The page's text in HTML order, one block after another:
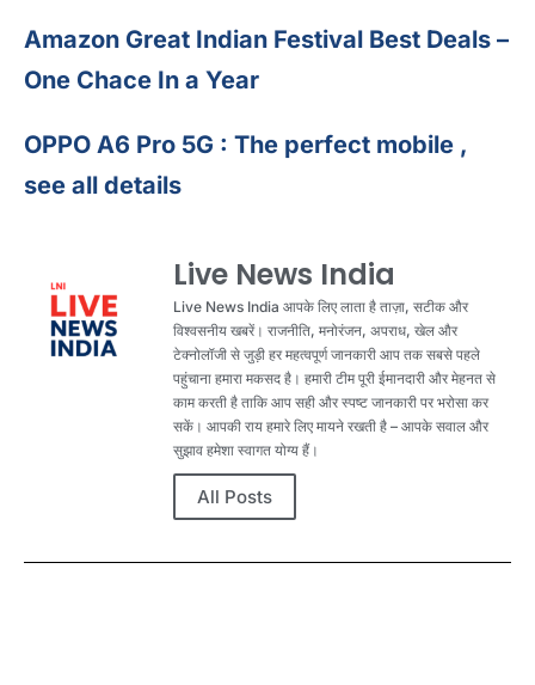
Amazon Great Indian Festival Best Deals –
One Chace In a Year
OPPO A6 Pro 5G : The perfect mobile ,
see all details
Live News India
Live News India आपके लिए लाता है ताज़ा, सटीक और
विश्वसनीय खबरें। राजनीति, मनोरंजन, अपराध, खेल और
टेक्नोलॉजी से जुड़ी हर महत्वपूर्ण जानकारी आप तक सबसे पहले
पहुंचाना हमारा मकसद है। हमारी टीम पूरी ईमानदारी और मेहनत से
काम करती है ताकि आप सही और स्पष्ट जानकारी पर भरोसा कर
सकें। आपकी राय हमारे लिए मायने रखती है – आपके सवाल और
सुझाव हमेशा स्वागत योग्य हैं।
All Posts